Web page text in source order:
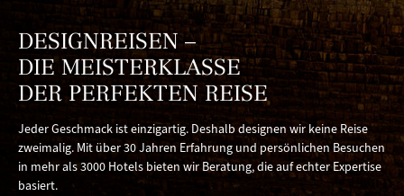
DESIGNREISEN –
DIE MEISTERKLASSE
DER PERFEKTEN REISE
Jeder Geschmack ist einzigartig. Deshalb designen wir keine Reise
zweimalig. Mit über 30 Jahren Erfahrung und persönlichen Besuchen
in mehr als 3000 Hotels bieten wir Beratung, die auf echter Expertise
basiert.